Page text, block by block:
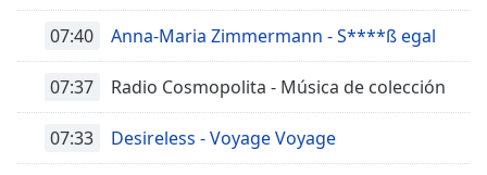
07:40 Anna-Maria Zimmermann - S****ß egal
07:37 Radio Cosmopolita - Música de colección
07:33 Desireless - Voyage Voyage